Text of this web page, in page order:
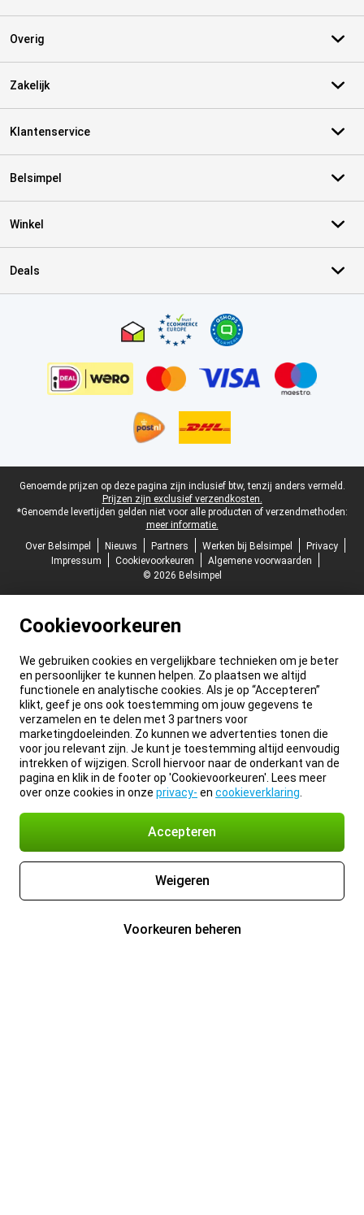
Overig
Zakelijk
Klantenservice
Belsimpel
Winkel
Deals
Juridische voettekst
Genoemde prijzen op deze pagina zijn inclusief btw, tenzij anders vermeld.
Prijzen zijn exclusief verzendkosten.
*Genoemde levertijden gelden niet voor alle producten of verzendmethoden:
meer informatie.
Over Belsimpel
Nieuws Partners Werken bij Belsimpel
Privacy
Impressum
Cookievoorkeuren
Algemene voorwaarden
© 2026 Belsimpel
Cookievoorkeuren
We gebruiken cookies en vergelijkbare technieken om je beter
en persoonlijker te kunnen helpen. Zo plaatsen we altijd
functionele en analytische cookies. Als je op “Accepteren”
klikt, geef je ons ook toestemming om jouw gegevens te
verzamelen en te delen met 3 partners voor
marketingdoeleinden. Zo kunnen we advertenties tonen die
voor jou relevant zijn. Je kunt je toestemming altijd eenvoudig
intrekken of wijzigen. Scroll hiervoor naar de onderkant van de
pagina en klik in de footer op 'Cookievoorkeuren'. Lees meer
over onze cookies in onze privacy- en cookieverklaring
Accepteren
Weigeren
Voorkeuren beheren